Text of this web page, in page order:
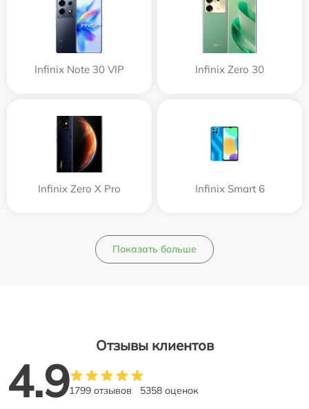
Infinix Note 30 VIP Infinix Zero 30
Infinix Zero X Pro Infinix Smart 6
Показать больше
Отзывы клиентов
4.91799 отзывов 5358 оценок